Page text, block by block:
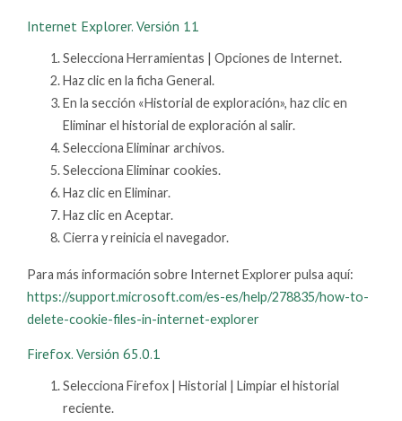
Internet Explorer. Versión 11
Selecciona Herramientas | Opciones de Internet.
Haz clic en la ficha General.
En la sección «Historial de exploración», haz clic en
Eliminar el historial de exploración al salir.
Selecciona Eliminar archivos.
Selecciona Eliminar cookies.
Haz clic en Eliminar.
Haz clic en Aceptar.
Cierra y reinicia el navegador.
Para más información sobre Internet Explorer pulsa aquí:
https://support.microsoft.com/es-es/help/278835/how-to-
delete-cookie-files-in-internet-explorer
Firefox. Versión 65.0.1
Selecciona Firefox | Historial | Limpiar el historial
reciente.